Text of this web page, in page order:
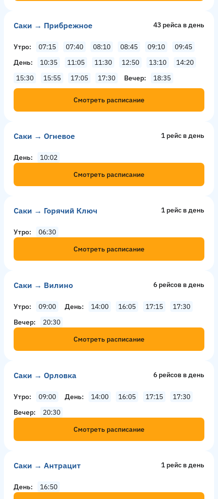
Саки → Прибрежное 43 рейсa в день
Утро 07:15 07:40 08:10 08:45 09:10
09:45
День
10:35 11:05 11:30 12:50 13:10
14:20
15:30
15:55 17:05 17:30 Вечер 18:35
Смотреть расписание
Саки → Огневое 1 рейс в день
День
10:02
Смотреть расписание
Саки → Горячий Ключ 1 рейс в день
Утро
06:30
Смотреть расписание
Саки → Вилино 6 рейсов в день
Утро 09:00 День 14:00 16:05 17:15
17:30
Вечер
20:30
Смотреть расписание
Саки → Орловка 6 рейсов в день
Утро 09:00 День 14:00 16:05 17:15
17:30
Вечер
20:30
Смотреть расписание
Саки → Антрацит 1 рейс в день
День
16:50